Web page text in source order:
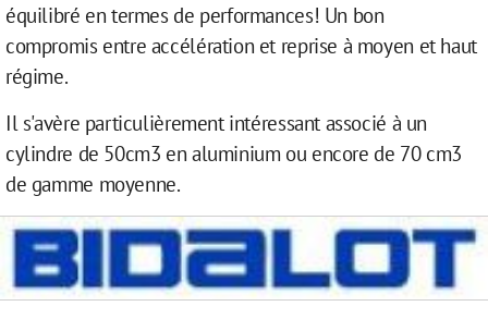
équilibré en termes de performances! Un bon
compromis entre accélération et reprise à moyen et haut
régime.
Il s'avère particulièrement intéressant associé à un
cylindre de 50cm3 en aluminium ou encore de 70 cm3
de gamme moyenne.